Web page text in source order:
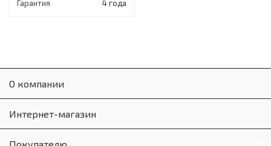
Гарантия 4 года
О компании
Интернет-магазин